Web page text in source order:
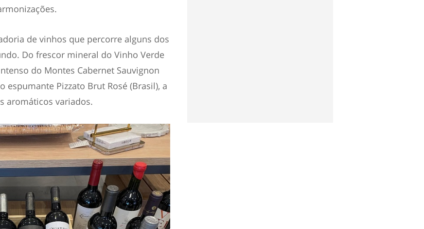
de vinhos que percorre alguns dos
Do frescor mineral do Vinho Verde
do Montes Cabernet Sauvignon
espumante Pizzato Brut Rosé (Brasil), a
aromáticos variados.